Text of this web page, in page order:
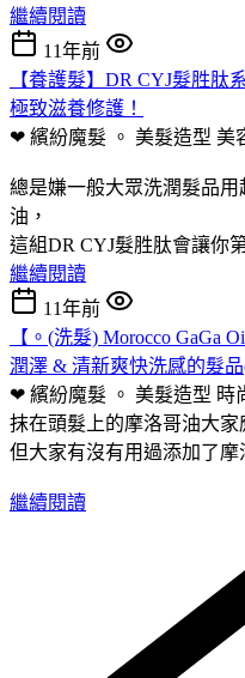
繼續閱讀
11年前
【養護髮】DR CYJ髮胜肽
極致滋養修護！
❤ 繽紛魔髮 。 美髮造型 美
總是嫌一般大眾洗潤髮品
油，
這組DR CYJ髮胜肽會讓你
繼續閱讀
11年前
【。(洗髮) Morocco GaGa
潤澤 & 清新爽快洗感的髮品
❤ 繽紛魔髮 。 美髮造型 時
抹在頭髮上的摩洛哥油大家
但大家有沒有用過添加了摩
繼續閱讀